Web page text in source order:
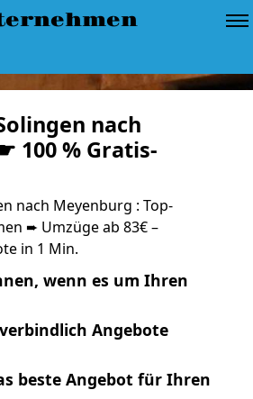
nach
100 % Gratis-
nach Meyenburg : Top-
➨ Umzüge ab 83€ –
in 1 Min.
wenn es um Ihren
Angebote
beste Angebot für Ihren